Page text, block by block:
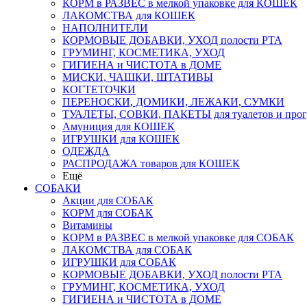
КОРМ в РАЗВЕС в мелкой упаковке для КОШЕК
ЛАКОМСТВА для КОШЕК
НАПОЛНИТЕЛИ
КОРМОВЫЕ ДОБАВКИ, УХОД полости РТА
ГРУМИНГ, КОСМЕТИКА, УХОД
ГИГИЕНА и ЧИСТОТА в ДОМЕ
МИСКИ, ЧАШКИ, ШТАТИВЫ
КОГТЕТОЧКИ
ПЕРЕНОСКИ, ДОМИКИ, ЛЕЖАКИ, СУМКИ
ТУАЛЕТЫ, СОВКИ, ПАКЕТЫ для туалетов и
Амуниция для КОШЕК
ИГРУШКИ для КОШЕК
ОДЕЖДА
РАСПРОДАЖА товаров для КОШЕК
Ещё
СОБАКИ
Акции для СОБАК
КОРМ для СОБАК
Витамины
КОРМ в РАЗВЕС в мелкой упаковке для СОБАК
ЛАКОМСТВА для СОБАК
ИГРУШКИ для СОБАК
КОРМОВЫЕ ДОБАВКИ, УХОД полости РТА
ГРУМИНГ, КОСМЕТИКА, УХОД
ГИГИЕНА и ЧИСТОТА в ДОМЕ